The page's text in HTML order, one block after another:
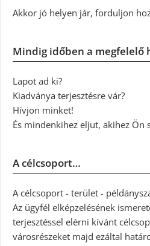
Akkor jó helyen jár, forduljon
Mindig időben a megfelelő
Lapot ad ki?
Kiadványa terjesztésre vár?
Hívjon minket!
És mindenkihez eljut, akihez Ön
A célcsoport…
A célcsoport - terület -
Az ügyfél elképzelésének
terjesztéssel elérni kívánt
városrészeket majd ezáltal